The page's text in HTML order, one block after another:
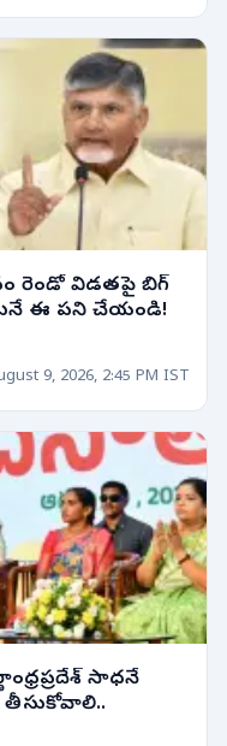
రెండో విడతపై బిగ్
ఈ పని చేయండి!
9, 2026, 2:45 PM IST
సాధనే
తీసుకోవాలి..